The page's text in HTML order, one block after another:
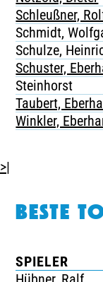
Schleußner,
Schmidt,
Schulze,
Schuster,
Steinhorst
Taubert,
Winkler,
>|
BESTE
SPIELER